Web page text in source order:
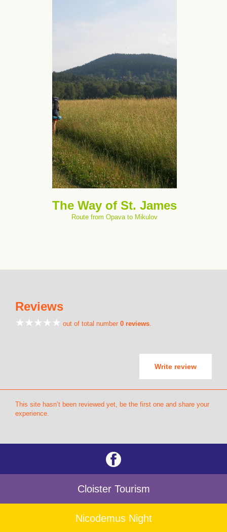
The Way of St. James
Route from Opava to Mikulov
Reviews
out of total number 0 reviews.
Write review
This site hasn’t been reviewed yet, be the first one and share your
experience.
Cloister Tourism
Nicodemus Night